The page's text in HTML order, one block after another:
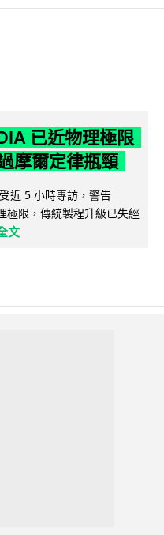
已近物理極限
摩爾定律瓶頸
近 5 小時專訪，警告
極限，傳統製程升級已失經
文